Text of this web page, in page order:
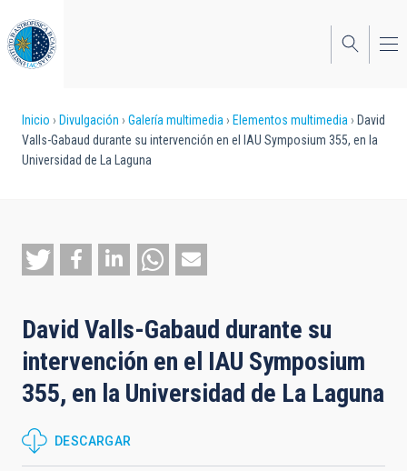
al
contenido
principal
Sobrescribir
enlaces
a
la
navegación
Inicio Divulgación Galería multimedia Elementos multimedia
David
Valls-Gabaud durante su intervención en el IAU Symposium 355, en la
Universidad de La Laguna
David Valls-Gabaud durante su
intervención en el IAU Symposium
355, en la Universidad de La Laguna
DESCARGAR